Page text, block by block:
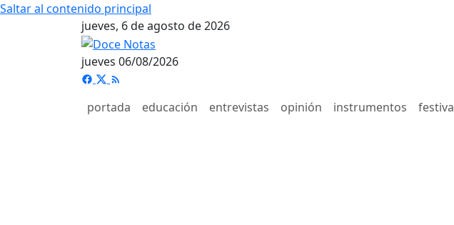
Saltar al contenido principal
jueves, 6 de agosto de 2026
jueves 06/08/2026
portada educación entrevistas opinión instrumentos